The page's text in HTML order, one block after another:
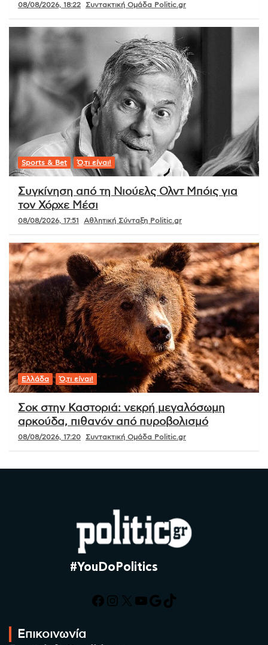
08/08/2026, 18:22 Συντακτική Ομάδα Politic.gr
Sports & Bet Ό,τι είναι!
Συγκίνηση από τη Νιούελς Ολντ Μπόις για
τον Χόρχε Μέσι
08/08/2026, 17:51 Αθλητική Σύνταξη Politic.gr
Ελλάδα Ό,τι είναι!
Σοκ στην Καστοριά: νεκρή μεγαλόσωμη
αρκούδα, πιθανόν από πυροβολισμό
08/08/2026, 17:20 Συντακτική Ομάδα Politic.gr
#YouDoPolitics
Facebook
Instagram
X YouTube
Google
TikTok
Επικοινωνία